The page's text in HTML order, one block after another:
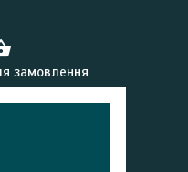
замовлення